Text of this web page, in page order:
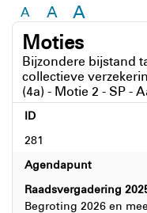
A A A
Moties
Bijzondere bijstand
collectieve
(4a) - Motie 2 - SP -
ID
281
Agendapunt
Raadsvergadering
Begroting 2026 en